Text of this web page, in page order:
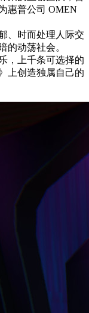
惠普公司 OMEN
、时而处理人际交
的动荡社会。
，上千条可选择的
上创造独属自己的